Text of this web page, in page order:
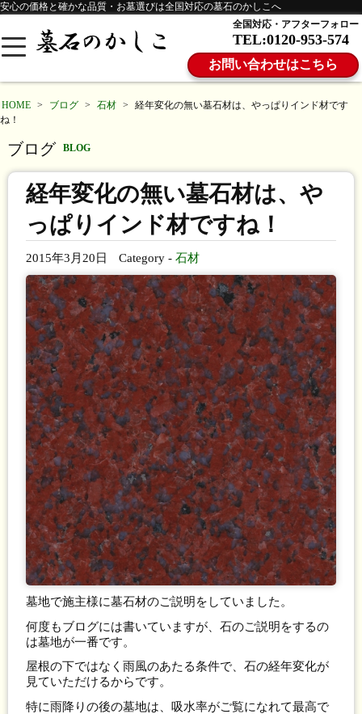
安心の価格と確かな品質・お墓選びは全国対応の墓石のかしこへ
全国対応・アフターフォロー
TEL:0120-953-574
お問い合わせはこちら
HOME > ブログ > 石材 >
経年変化の無い墓石材は、やっぱりインド材です
ね！
ブログ BLOG
経年変化の無い墓石材は、や
っぱりインド材ですね！
2015年3月20日 Category -石材
墓地で施主様に墓石材のご説明をしていました。
何度もブログには書いていますが、石のご説明をするの
は墓地が一番です。
屋根の下ではなく雨風のあたる条件で、石の経年変化が
見ていただけるからです。
特に雨降りの後の墓地は、吸水率がご覧になれて最高で